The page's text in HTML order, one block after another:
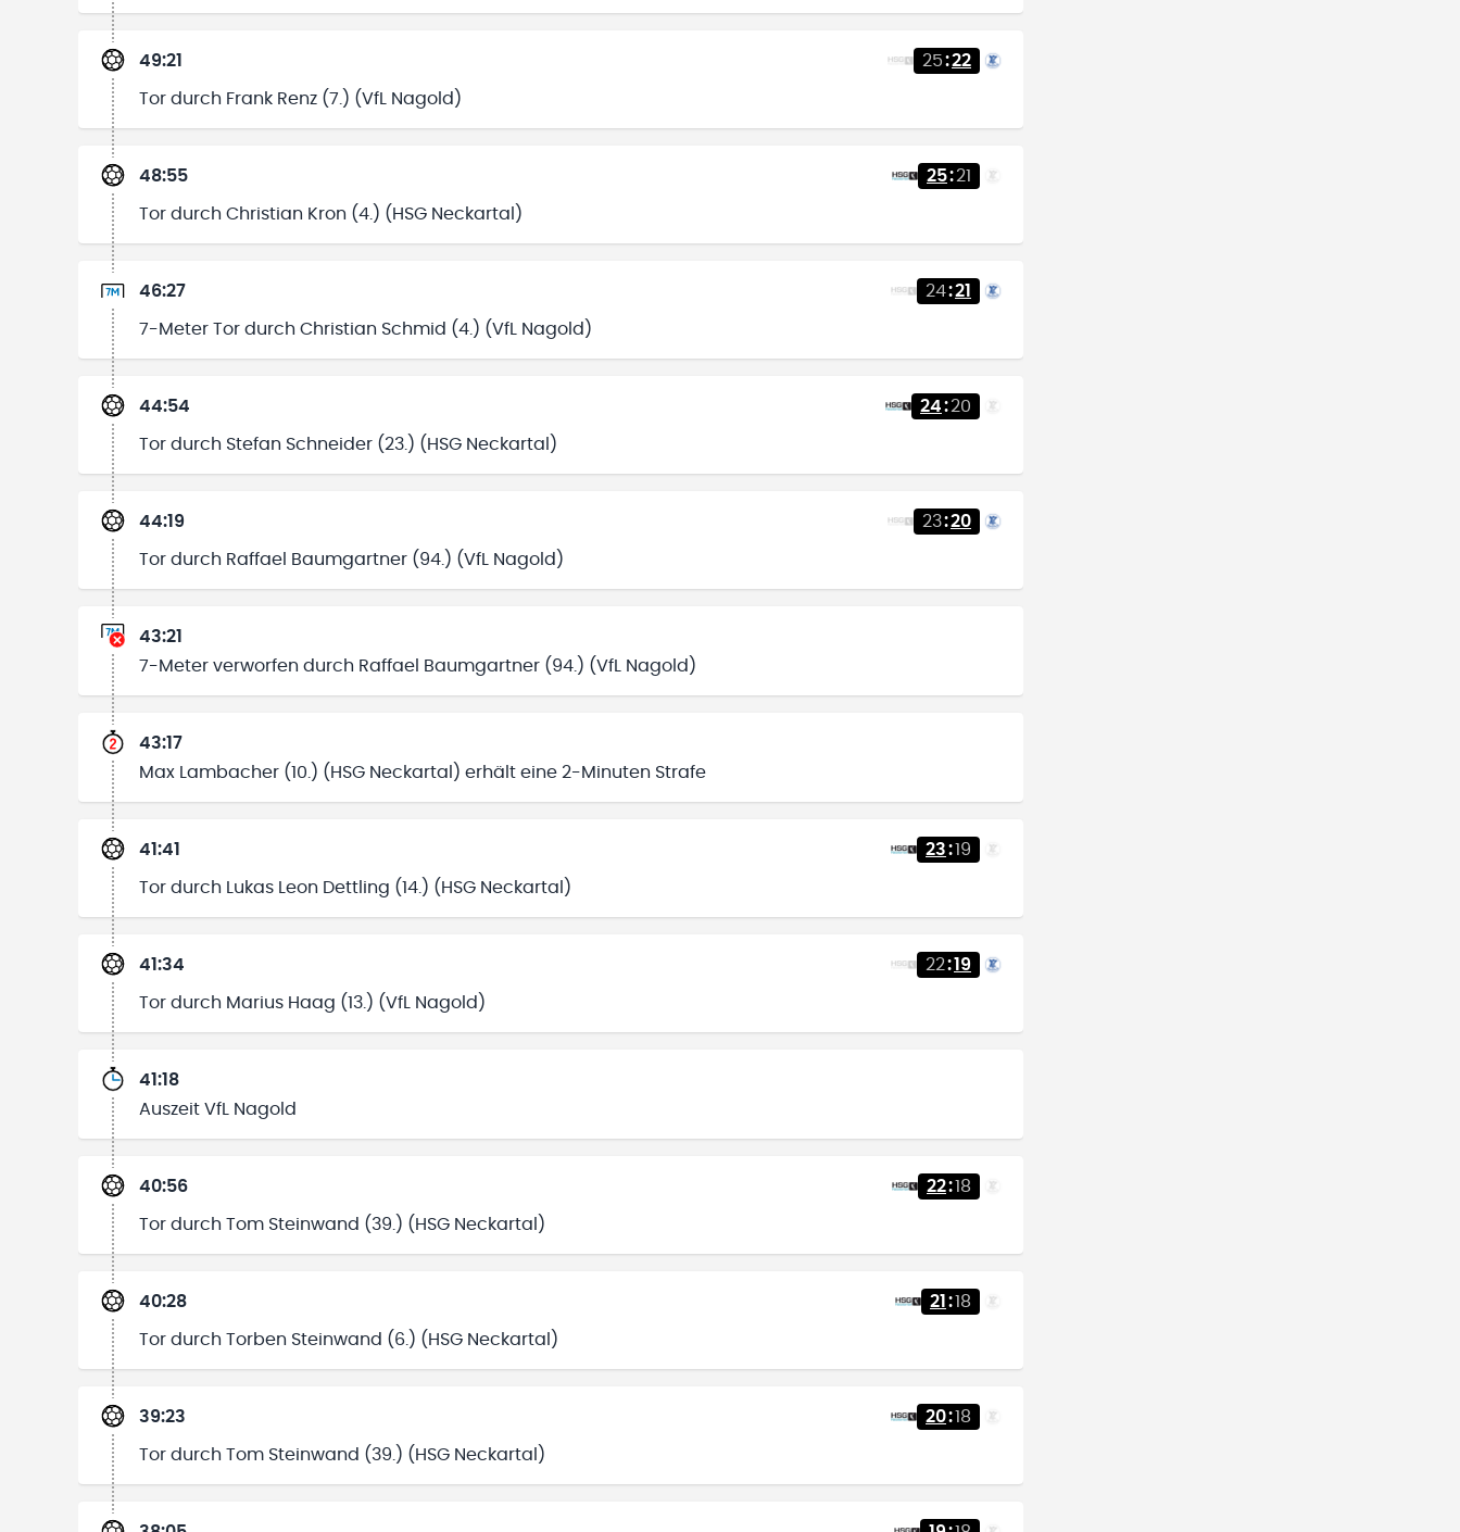
49:21 25:22
Tor durch Frank Renz (7.) (VfL Nagold)
48:55 25:21
Tor durch Christian Kron (4.) (HSG Neckartal)
46:27 24:21
7-Meter Tor durch Christian Schmid (4.) (VfL Nagold)
44:54 24:20
Tor durch Stefan Schneider (23.) (HSG Neckartal)
44:19 23:20
Tor durch Raffael Baumgartner (94.) (VfL Nagold)
43:21
7-Meter verworfen durch Raffael Baumgartner (94.) (VfL Nagold)
43:17
Max Lambacher (10.) (HSG Neckartal) erhält eine 2-Minuten Strafe
41:41 23:19
Tor durch Lukas Leon Dettling (14.) (HSG Neckartal)
41:34 22:19
Tor durch Marius Haag (13.) (VfL Nagold)
41:18
Auszeit VfL Nagold
40:56 22:18
Tor durch Tom Steinwand (39.) (HSG Neckartal)
40:28 21 :18
Tor durch Torben Steinwand (6.) (HSG Neckartal)
39:23 20:18
Tor durch Tom Steinwand (39.) (HSG Neckartal)